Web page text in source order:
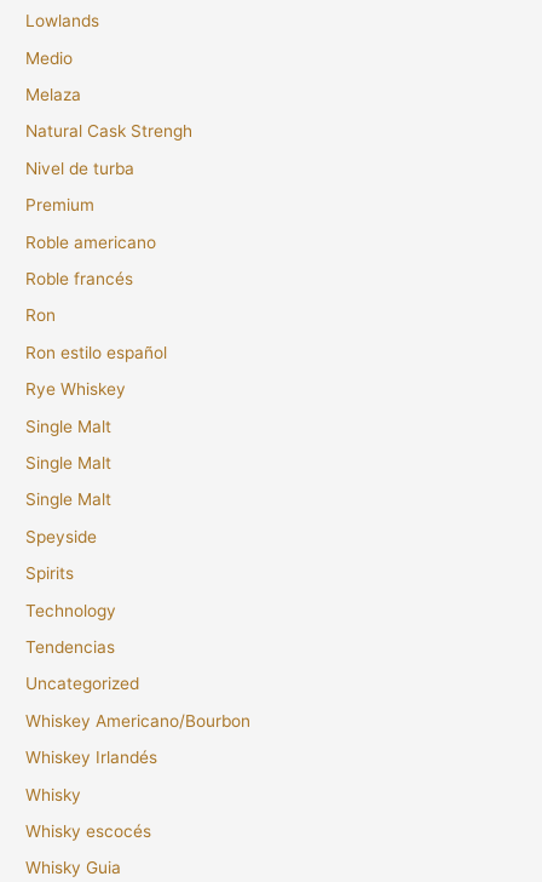
Lowlands
Medio
Melaza
Natural Cask Strengh
Nivel de turba
Premium
Roble americano
Roble francés
Ron
Ron estilo español
Rye Whiskey
Single Malt
Single Malt
Single Malt
Speyside
Spirits
Technology
Tendencias
Uncategorized
Whiskey Americano/Bourbon
Whiskey Irlandés
Whisky
Whisky escocés
Whisky Guia